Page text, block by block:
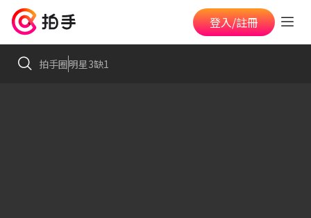
登入/註冊
拍手圈明星3缺1